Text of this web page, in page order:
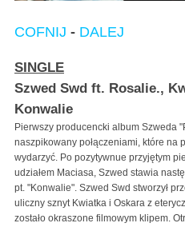
COFNIJ - DALEJ
SINGLE
Szwed Swd ft. Rosalie.,
Konwalie
Pierwszy producencki album Szweda
naszpikowany połączeniami, które na
wydarzyć. Po pozytywnue przyjętym
udziałem Maciasa, Szwed stawia
pt. "Konwalie". Szwed Swd stworzył
uliczny sznyt Kwiatka i Oskara z
zostało okraszone filmowym klipem.